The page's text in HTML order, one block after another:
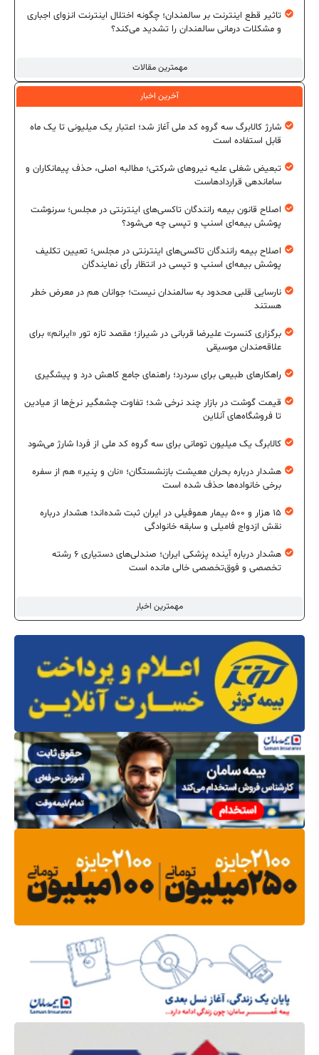
مهمترین مقالات
تاثیر قطع اینترنت بر سالمندان؛ چگونه اختلال اینترنت انزوای اجباری
و مشکلات درمانی سالمندان را تشدید می‌کند؟
آخرین اخبار
مهمترین اخبار
شارژ کالابرگ سه گروه کد ملی آغاز شد؛ اعتبار یک میلیونی تا یک ماه
قابل استفاده است
تبعیض شغلی علیه نیروهای شرکتی؛ مطالبه اصلی، حذف پیمانکاران و
ساماندهی قراردادهاست
اصلاح قانون بیمه رانندگان تاکسی‌های اینترنتی در مجلس؛ سرنوشت
پوشش بیمه‌ای اسنپ و تپسی چه می‌شود؟
اصلاح بیمه رانندگان تاکسی‌های اینترنتی در مجلس؛ تعیین تکلیف
پوشش بیمه‌ای اسنپ و تپسی در انتظار رأی نمایندگان
نارسایی قلبی محدود به سالمندان نیست؛ جوانان هم در معرض خطر
هستند
برگزاری کنسرت علیرضا قربانی در شیراز؛ مقصد تازه تور «ایرانم» برای
علاقه‌مندان موسیقی
راهکارهای طبیعی برای سردرد؛ راهنمای جامع کاهش درد و پیشگیری
قیمت گوشت در بازار چند نرخی شد؛ تفاوت چشمگیر نرخ‌ها از میادین
تا فروشگاه‌های آنلاین
کالابرگ یک میلیون تومانی برای سه گروه کد ملی از فردا شارژ می‌شود
هشدار درباره بحران معیشت بازنشستگان؛ «نان و پنیر» هم از سفره
برخی خانواده‌ها حذف شده است
۱۵ هزار و ۵۰۰ بیمار هموفیلی در ایران ثبت شده‌اند؛ هشدار درباره
نقش ازدواج فامیلی و سابقه خانوادگی
هشدار درباره آینده پزشکی ایران؛ صندلی‌های دستیاری ۶ رشته
تخصصی و فوق‌تخصصی خالی مانده است